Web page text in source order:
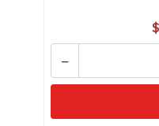
-